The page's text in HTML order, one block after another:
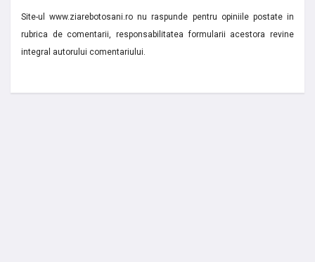
Site-ul www.ziarebotosani.ro nu raspunde pentru opiniile postate in
rubrica de comentarii, responsabilitatea formularii acestora revine
integral autorului comentariului.